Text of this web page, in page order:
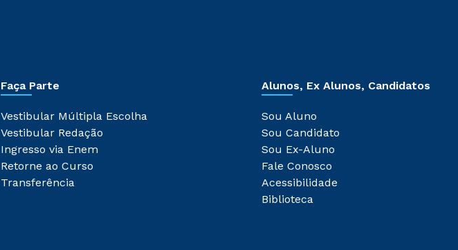
Faça Parte
Vestibular Múltipla Escolha
Vestibular Redação
Ingresso via Enem
Retorne ao Curso
Transferência
Alunos, Ex Alunos, Candidatos
Sou Aluno
Sou Candidato
Sou Ex-Aluno
Fale Conosco
Acessibilidade
Biblioteca